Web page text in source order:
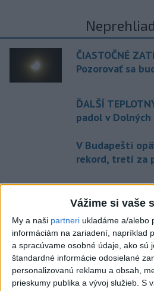
Vážime si vaše
My a naši partneri ukladáme a/alebo
informáciám na zariadení, napríklad
a spracúvame osobné údaje, ako sú
štandardné informácie odosielané
personalizovanú reklamu a obsah,
prieskumy publika a vývoj služieb. S
ČIASTOČNÉ
Pozorovať sa
ĎALŠÍ
padol v
V Budapešti
rekord, tretí za
VIDEO: Umelá
pomáhajú už aj
Aktuálne témy: Kvízy Podcasty
Turizmus Cestovanie Rok